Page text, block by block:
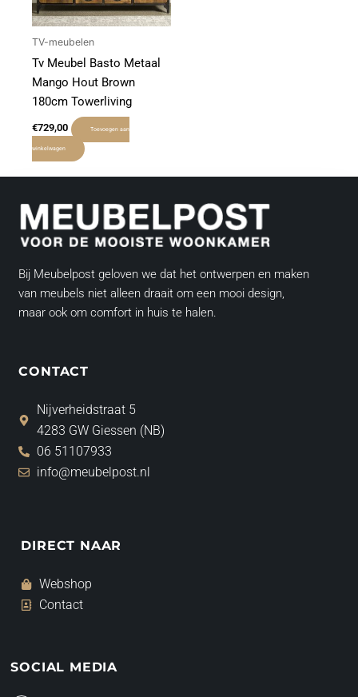
TV-meubelen
Tv Meubel Basto Metaal
Mango Hout Brown
180cm Towerliving
€729,00 Toevoegen aan
winkelwagen
Bij Meubelpost geloven we dat het ontwerpen en maken
van meubels niet alleen draait om een mooi design,
maar ook om comfort in huis te halen.
CONTACT
Nijverheidstraat 5
4283 GW Giessen (NB)
06 51107933
info@meubelpost.nl
DIRECT NAAR
Webshop
Contact
SOCIAL MEDIA